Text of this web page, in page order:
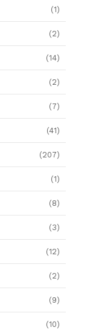
(1)
(2)
(14)
(2)
(7)
(41)
(207)
(1)
(8)
(3)
(12)
(2)
(9)
(10)